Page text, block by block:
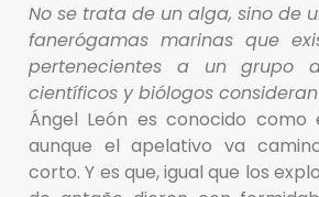
No se trata de un alga, sino de
fanerógamas marinas que
pertenecientes a un grupo
científicos y biólogos
Ángel León es conocido como
aunque el apelativo va
corto. Y es que, igual que los